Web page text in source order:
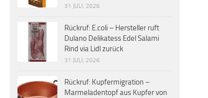
31 JULI, 2026
Rückruf: E.coli – Hersteller ruft
Dulano Delikatess Edel Salami
Rind via Lidl zurück
31 JULI, 2026
Rückruf: Kupfermigration –
Marmeladentopf aus Kupfer von